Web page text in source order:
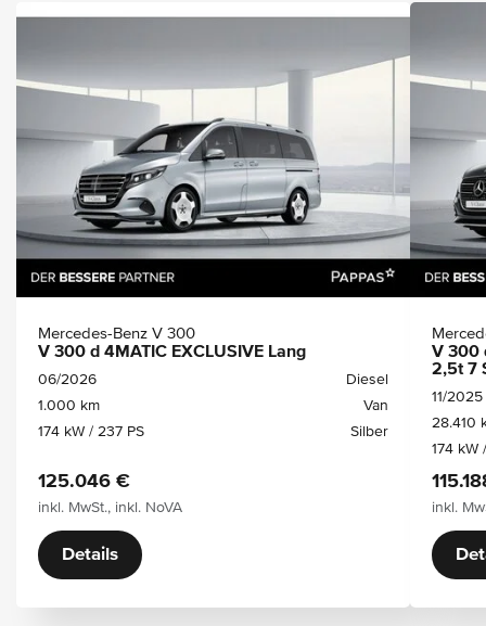
Mercedes-Benz V 300
V 300 d 4MATIC EXCLUSIVE Lang
06/2026
Diesel
1.000 km
Van
174 kW / 237 PS
Silber
125.046 €
inkl. MwSt., inkl. NoVA
Details
V 300
2,5t 7
11/2025
28.410
174 kW
inkl.